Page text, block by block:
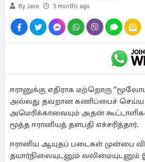
By Jaso
3 months ago
ஈரானுக்கு எதிராக மற்றொரு
அல்லது தவறான கணிப்பைச்
அமெரிக்காவையும் அதன்
மூத்த ஈரானியத் தளபதி எச்சரித்தார்.
ஈரானிய ஆயுதப் படைகள் முன்பை
தயார்நிலையுடனும் வலிமையுடனும்